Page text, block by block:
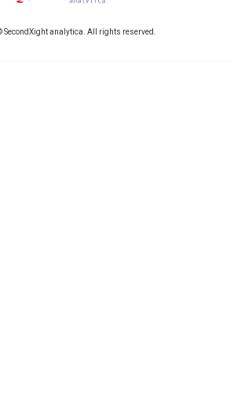
SecondXight analytica. All rights reserved.